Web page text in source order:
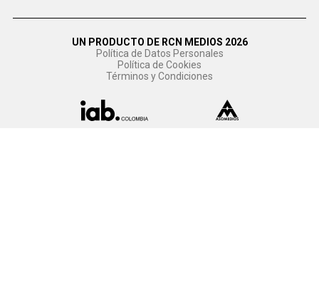
UN PRODUCTO DE RCN MEDIOS 2026
Política de Datos Personales
Política de Cookies
Términos y Condiciones